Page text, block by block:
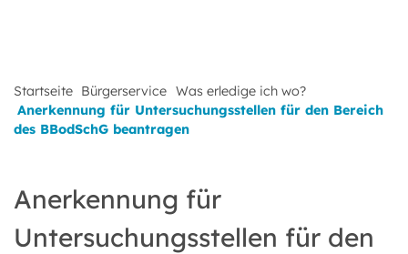
Startseite Bürgerservice Was erledige ich wo?
Anerkennung für Untersuchungsstellen für den Bereich
des BBodSchG beantragen
Anerkennung für
Untersuchungsstellen für den